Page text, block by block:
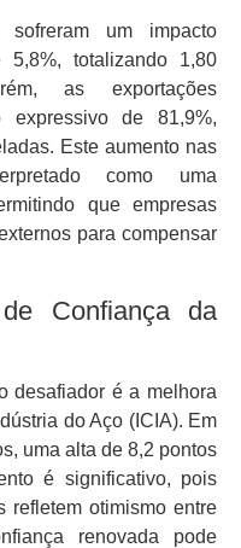
um impacto
totalizando 1,80
as exportações
expressivo de 81,9%,
Este aumento nas
como uma
que empresas
para compensar
Confiança da
desafiador é a melhora
do Aço (ICIA). Em
uma alta de 8,2 pontos
é significativo, pois
refletem otimismo entre
renovada pode